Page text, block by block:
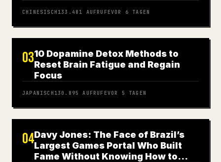
CHINESISCH 133.481 AUFRUFEVOR 6 TAGEN
0310 Dopamine Detox Methods to
Reset Brain Fatigue and Regain
Focus
JAPANISCH 130.895 AUFRUFEVOR 5 TAGEN
04Davy Jones: The Face of Brazil’s
Largest Games Portal Who Built
Fame Without Knowing How to